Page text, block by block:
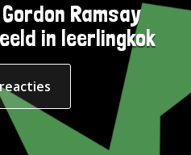
Ramsay
in leerlingkok